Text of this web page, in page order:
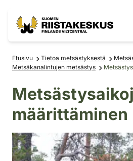
Etusivu Tietoa metsästyksestä
Metsäkanalintujen metsästys
määrittäminen